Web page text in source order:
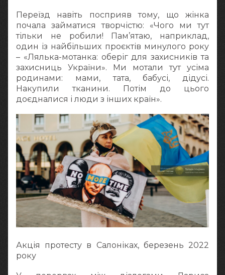
Переїзд навіть посприяв тому, що жінка
почала займатися творчістю: «Чого ми тут
тільки не робили! Пам’ятаю, наприклад,
один із найбільших проєктів минулого року
– «Лялька-мотанка: оберіг для захисників та
захисниць України». Ми мотали тут усіма
родинами: мами, тата, бабусі, дідусі.
Накупили тканини. Потім до цього
доєдналися і люди з інших країн».
Акція протесту в Салоніках, березень 2022
року